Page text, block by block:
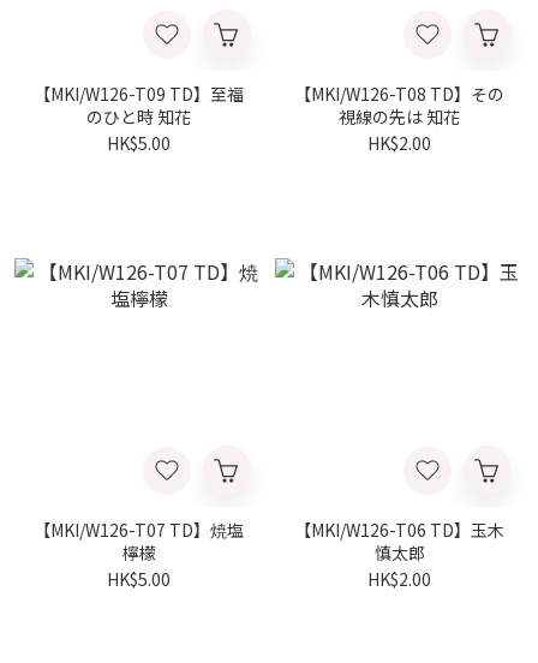
【MKI/W126-T09 TD】至福
のひと時 知花
HK$5.00
【MKI/W126-T08 TD】その
視線の先は 知花
HK$2.00
【MKI/W126-T07 TD】焼塩
檸檬
HK$5.00
【MKI/W126-T06 TD】玉木
慎太郎
HK$2.00